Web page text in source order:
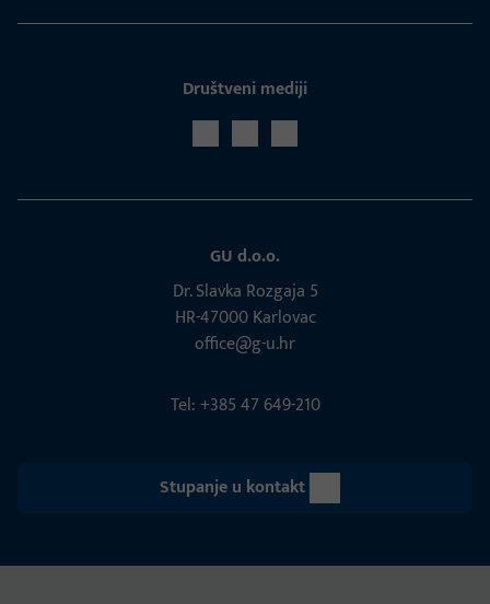
Društveni mediji
GU d.o.o.
Dr. Slavka Rozgaja 5
HR-47000 Karlovac
office@g-u.hr
Tel: +385 47 649-210
Stupanje u kontakt